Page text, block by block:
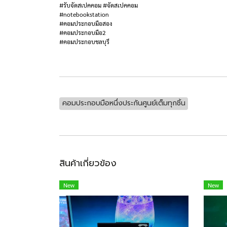
#รับจัดสเปคคอม #จัดสเปคคอม
#notebookstation
#คอมประกอบมือสอง
#คอมประกอบมือ2
#คอมประกอบชลบุรี
คอมประกอบมือหนึ่งประกันศูนย์เต็มทุกชิ้น
สินค้าเกี่ยวข้อง
New New